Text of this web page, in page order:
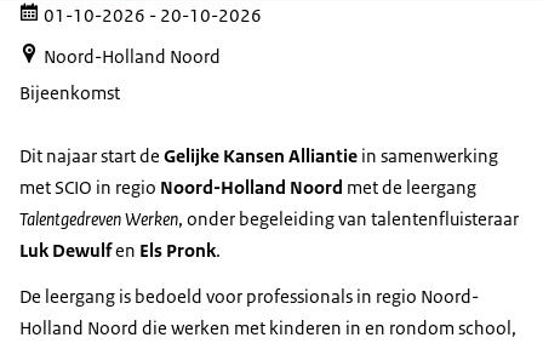
01-10-2026 - 20-10-2026
Noord-Holland Noord
Bijeenkomst
Dit najaar start de Gelijke Kansen Alliantie in samenwerking
met SCIO in regio Noord-Holland Noord met de leergang
Talentgedreven Werken, onder begeleiding van talentenfluisteraar
Luk Dewulfen Els Pronk.
De leergang is bedoeld voor professionals in regio Noord-
Holland Noord die werken met kinderen in en rondom school,